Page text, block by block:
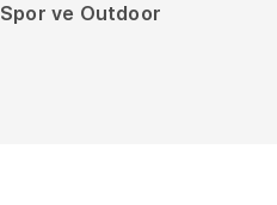
Spor ve Outdoor